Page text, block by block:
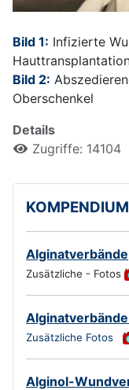
Bild 1: Infizierte
Bild 2:
Oberschenkel
Details
Zugriffe: 14104
Alginatverbände
Zusätzliche - Fotos
Zusätzliche Fotos
Alginol-